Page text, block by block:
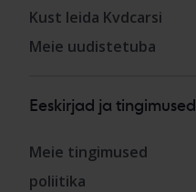
Kust leida Kvdcarsi
Meie uudistetuba
Eeskirjad ja tingimused
Meie tingimused
poliitika